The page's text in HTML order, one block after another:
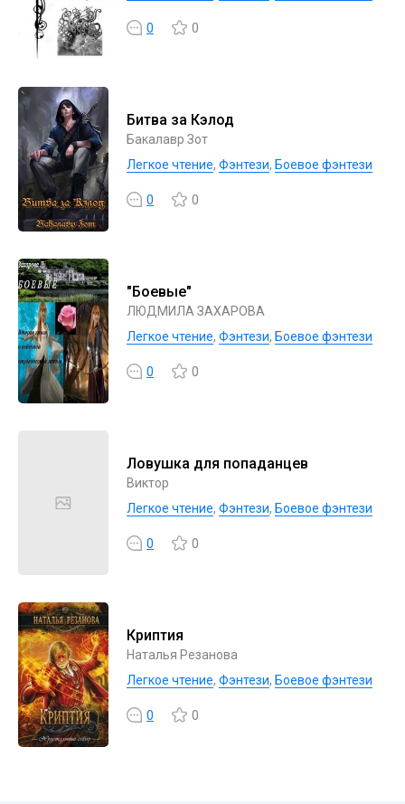
0 0
Битва за Кэлод
Бакалавр Зот
Легкое чтение, Фэнтези, Боевое фэнтези
0 0
"Боевые"
ЛЮДМИЛА ЗАХАРОВА
Легкое чтение, Фэнтези, Боевое фэнтези
0 0
Ловушка для попаданцев
Виктор
Легкое чтение, Фэнтези, Боевое фэнтези
0 0
Криптия
Наталья Резанова
Легкое чтение, Фэнтези, Боевое фэнтези
0 0